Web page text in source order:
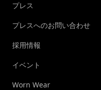
プレス
プレスへのお問い合わせ
採用情報
イベント
Worn Wear